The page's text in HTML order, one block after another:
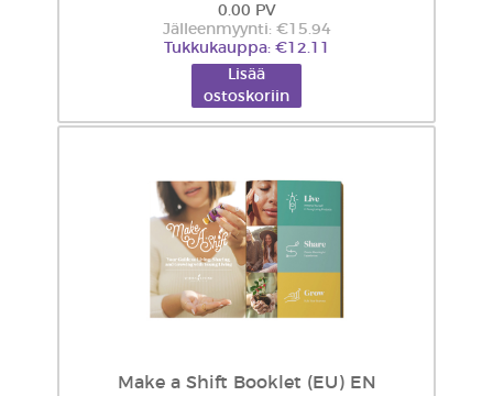
0.00 PV
Jälleenmyynti: €15.94
Tukkukauppa: €12.11
Lisää
ostoskoriin
Make a Shift Booklet (EU) EN